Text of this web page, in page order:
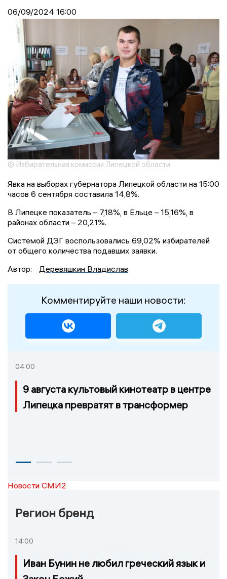
06/09/2024 16:00
© Избирательная комиссия Липецкой области
Явка на выборах губернатора Липецкой области на 15:00
часов 6 сентября составила 14,8%.
В Липецке показатель – 7,18%, в Ельце – 15,16%, в
районах области – 20,21%.
Системой ДЭГ воспользовались 69,02% избирателей
от общего количества подавших заявки.
Автор:
Деревяшкин Владислав
Комментируйте наши новости:
04:00
9 августа культовый кинотеатр в центре
Липецка превратят в трансформер
Новости СМИ2
Регион бренд
14:00
Иван Бунин не любил греческий язык и